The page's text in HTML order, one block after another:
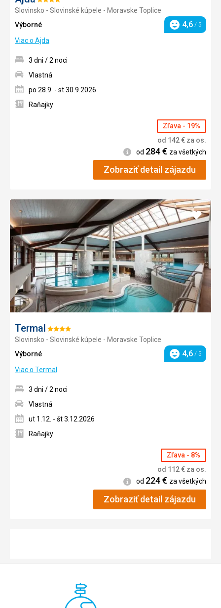
4/5
Slovinsko - Slovinské kúpele - Moravske Toplice
Výborné
Hodnotenie
4,6 / 5
Viac o Ajda
3 dni / 2 noci
Vlastná
po 28.9. - st 30.9.2026
Raňajky
Zľava - 19%
od 142€ za os.
Informácie
od 284€ za všetkých
Zobraziť detail zájazdu
Termal Hodnotenie:
4/5
Slovinsko - Slovinské kúpele - Moravske Toplice
Výborné
Hodnotenie
4,6 / 5
Viac o Termal
Pridať
do
3 dni / 2 noci
Vlastná
ut 1.12. - št 3.12.2026
Raňajky
Zľava - 8%
od 112€ za os.
Informácie
od 224€ za všetkých
Zobraziť detail zájazdu